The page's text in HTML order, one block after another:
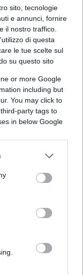
sito, tecnologie
e annunci, fornire
il nostro traffico.
di questa
le tue scelte sul
su questo sito
or more Google
including but
You may click to
party tags to
in below Google
per la latitanza
e
il ditino e
100 per cento del
di militanti, la
l’Europa non li
Ho detto
e ora volete che
ad un costo
che gli Usa siano
su tutto…”.
decisione di non